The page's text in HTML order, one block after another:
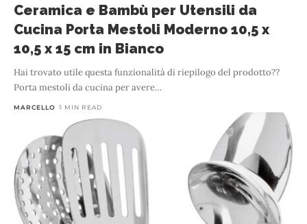
Ceramica e Bambù per Utensili da
Cucina Porta Mestoli Moderno 10,5 x
10,5 x 15 cm in Bianco
Hai trovato utile questa funzionalità di riepilogo del prodotto??
Porta mestoli da cucina per avere…
MARCELLO 1 MIN READ